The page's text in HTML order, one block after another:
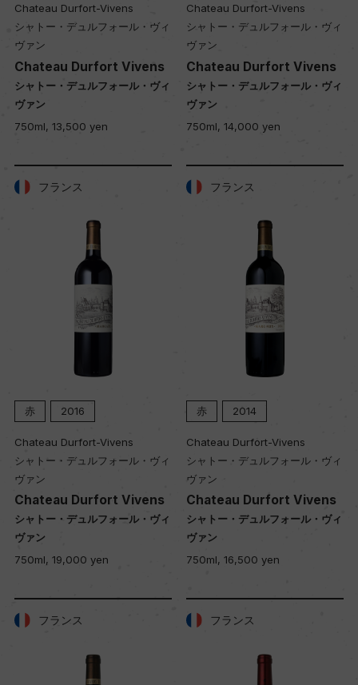
Chateau Durfort-Vivens
シャトー・デュルフォール・ヴィ
ヴァン
Chateau Durfort Vivens
シャトー・デュルフォール・ヴィ
ヴァン
750ml, 13,500 yen
Chateau Durfort-Vivens
シャトー・デュルフォール・ヴィ
ヴァン
Chateau Durfort Vivens
シャトー・デュルフォール・ヴィ
ヴァン
750ml, 14,000 yen
フランス
赤 2016
Chateau Durfort-Vivens
シャトー・デュルフォール・ヴィ
ヴァン
Chateau Durfort Vivens
シャトー・デュルフォール・ヴィ
ヴァン
750ml, 19,000 yen
フランス
赤 2014
Chateau Durfort-Vivens
シャトー・デュルフォール・ヴィ
ヴァン
Chateau Durfort Vivens
シャトー・デュルフォール・ヴィ
ヴァン
750ml, 16,500 yen
フランス フランス